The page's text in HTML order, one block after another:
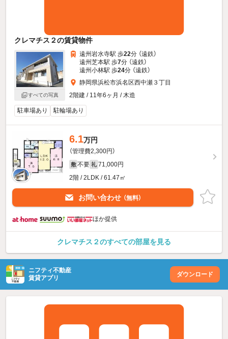
クレマチス２の賃貸物件
すべての写真
遠州岩水寺駅 歩22分 （遠鉄）
遠州芝本駅 歩7分 （遠鉄）
遠州小林駅 歩24分 （遠鉄）
静岡県浜松市浜名区西中瀬３丁目
2階建 / 11年6ヶ月 / 木造
駐車場あり 駐輪場あり
6.1万円
（管理費2,300円）
敷 不要 礼 71,000円
2階 / 2LDK / 61.47㎡
お問い合わせ （無料）
ほか提供
クレマチス２のすべての部屋を見る
ニフティ不動産
賃貸アプリ
ダウンロード